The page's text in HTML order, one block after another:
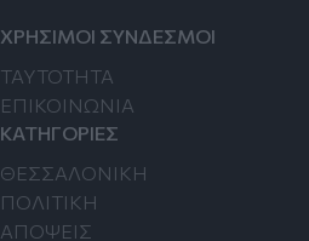
ΧΡΗΣΙΜΟΙ ΣΥΝΔΕΣΜΟΙ
TAYTOTHTA
ΕΠΙΚΟΙΝΩΝΙΑ
ΚΑΤΗΓΟΡΙΕΣ
ΘΕΣΣΑΛΟΝΙΚΗ
ΠΟΛΙΤΙΚΗ
ΑΠΟΨΕΙΣ